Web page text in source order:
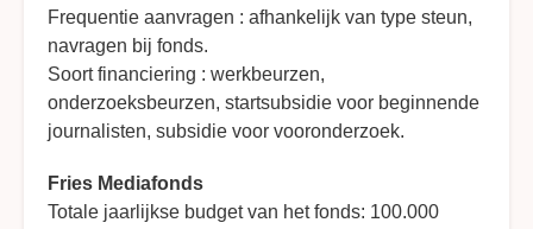
Frequentie aanvragen : afhankelijk van type steun,
navragen bij fonds.
Soort financiering : werkbeurzen,
onderzoeksbeurzen, startsubsidie voor beginnende
journalisten, subsidie voor vooronderzoek.
Fries Mediafonds
Totale jaarlijkse budget van het fonds: 100.000